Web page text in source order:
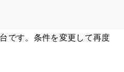
です。条件を変更して再度